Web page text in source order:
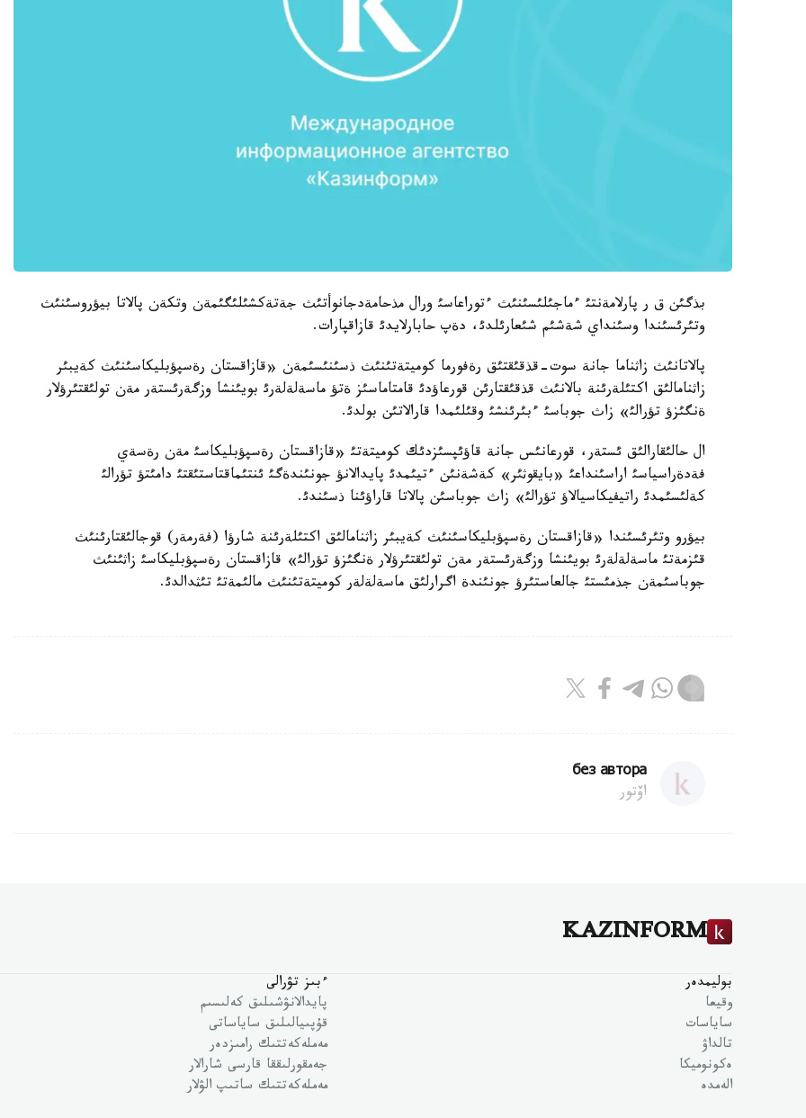
بذگئن ق ر پارلامةنتئ ءماجئلئسئنئث ءتوراعاسئ ورال مذحامةدجانوأتئث جةتةكشئلئگئمةن وتكةن پالاتا بيؤروسئنئث
وتئرئسئندا وسئنداي شةشئم شئعارئلدئ، دةپ حابارلايدئ قازاقپارات.
پالاتانئث زاثناما جانة سوت-قذقئقتئق رةفورما كوميتةتئنئث ذسئنئسئمةن «قازاقستان رةسپؤبليكاسئنئث كةيبئر
زاثنامالئق اكتئلةرئنة بالانئث قذقئقتارئن قورعاؤدئ قامتاماسئز ةتؤ ماسةلةلةرئ بويئنشا وزگةرئستةر مةن تولئقتئرؤلار
ةنگئزؤ تؤرالئ» زاث جوباسئ ءبئرئنشئ وقئلئمدا قارالاتئن بولدئ.
ال حالئقارالئق ئستةر، قورعانئس جانة قاؤئپسئزدئك كوميتةتئ «قازاقستان رةسپؤبليكاسئ مةن رةسةي
فةدةراسياسئ اراسئنداعئ «بايقوثئر» كةشةنئن ءتيئمدئ پايدالانؤ جونئندةگئ ئنتئماقتاستئقتئ دامئتؤ تؤرالئ
كةلئسئمدئ راتيفيكاسيالاؤ تؤرالئ» زاث جوباسئن پالاتا قاراؤئنا ذسئندئ.
بيؤرو وتئرئسئندا «قازاقستان رةسپؤبليكاسئنئث كةيبئر زاثنامالئق اكتئلةرئنة شارؤا (فةرمةر) قوجالئقتارئنئث
قئزمةتئ ماسةلةلةرئ بويئنشا وزگةرئستةر مةن تولئقتئرؤلار ةنگئزؤ تؤرالئ» قازاقستان رةسپؤبليكاسئ زاثئنئث
جوباسئمةن جذمئستئ جالعاستئرؤ جونئندة اگرارلئق ماسةلةلةر كوميتةتئنئث مالئمةتئ تئثدالدئ.
без автора
اۆتور
KAZINFORM
بوليمدەر
وقيعا
ساياسات
تالداۋ
ەكونوميكا
الەمدە
ءبىز تۋرالى
پايدالانۋشىلىق كەلىسىم
قۇپىيالىلىق ساياساتى
مەملەكەتتىك رامىزدەر
جەمقورلىققا قارسى شارالار
مەملەكەتتىك ساتىپ الۋلار